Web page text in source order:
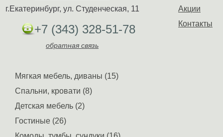
Акции
Контакты
г.Екатеринбург, ул. Студенческая, 11
+7 (343) 328-51-78
обратная связь
Мягкая мебель, диваны (15)
Спальни, кровати (8)
Детская мебель (2)
Гостиные (26)